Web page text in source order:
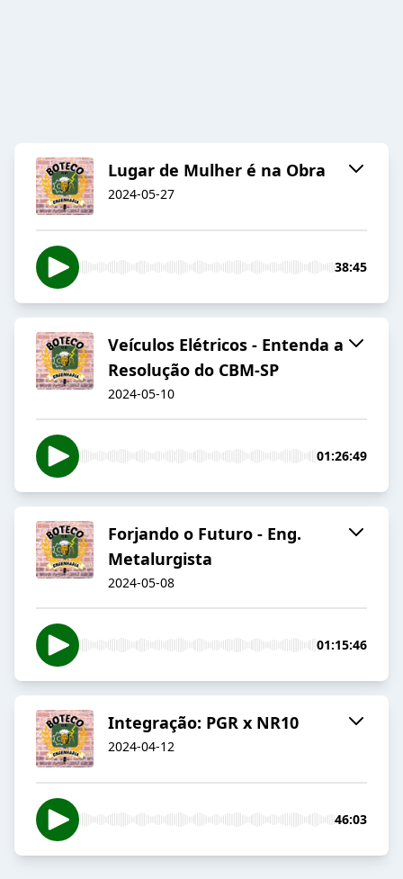
Lugar de Mulher é na Obra
2024-05-27
38:45
Veículos Elétricos - Entenda a
Resolução do CBM-SP
2024-05-10
01:26:49
Forjando o Futuro - Eng.
Metalurgista
2024-05-08
01:15:46
Integração: PGR x NR10
2024-04-12
46:03